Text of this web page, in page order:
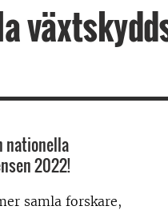
nationella
2022!
samla forskare,